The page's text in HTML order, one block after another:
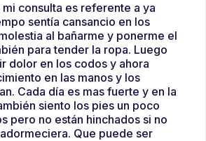
consulta es referente a ya
sentía cansancio en los
al bañarme y ponerme el
para tender la ropa. Luego
dolor en los codos y ahora
en las manos y los
Cada día es mas fuerte y en la
siento los pies un poco
pero no están hinchados si no
Que puede ser